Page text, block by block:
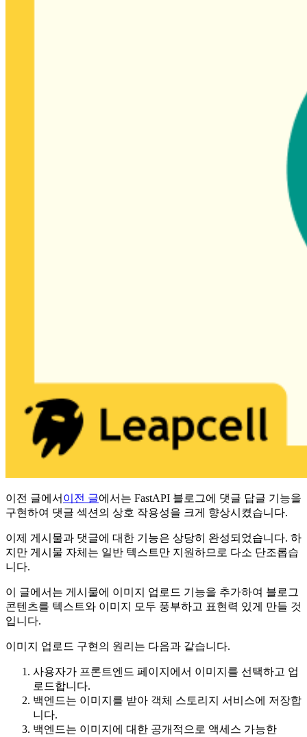
이전 글에서 이전 글에서는 FastAPI 블로그에 댓글 답글 기능을
구현하여 댓글 섹션의 상호 작용성을 크게 향상시켰습니다.
이제 게시물과 댓글에 대한 기능은 상당히 완성되었습니다. 하
지만 게시물 자체는 일반 텍스트만 지원하므로 다소 단조롭습
니다.
이 글에서는 게시물에 이미지 업로드 기능을 추가하여 블로그
콘텐츠를 텍스트와 이미지 모두 풍부하고 표현력 있게 만들 것
입니다.
이미지 업로드 구현의 원리는 다음과 같습니다.
사용자가 프론트엔드 페이지에서 이미지를 선택하고 업
로드합니다.
백엔드는 이미지를 받아 객체 스토리지 서비스에 저장합
니다.
백엔드는 이미지에 대한 공개적으로 액세스 가능한